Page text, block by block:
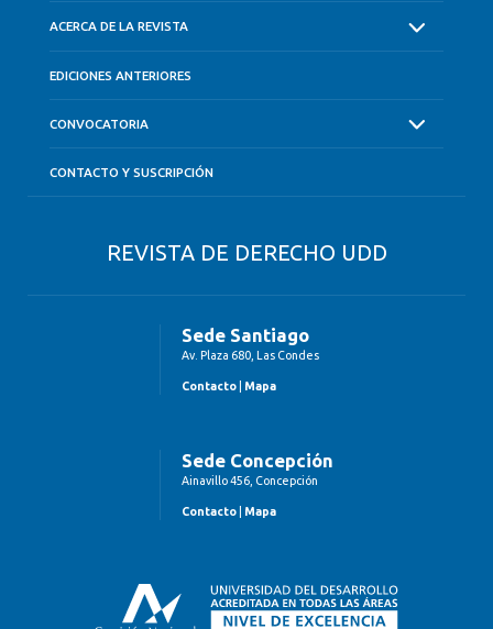
ACERCA DE LA REVISTA
EDICIONES ANTERIORES
CONVOCATORIA
CONTACTO Y SUSCRIPCIÓN
REVISTA DE DERECHO UDD
Sede Santiago
Av. Plaza 680, Las Condes
Contacto Mapa
Sede Concepción
Ainavillo 456, Concepción
Contacto Mapa